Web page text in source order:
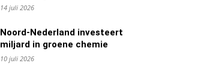
14 juli 2026
Noord-Nederland investeert
miljard in groene chemie
10 juli 2026